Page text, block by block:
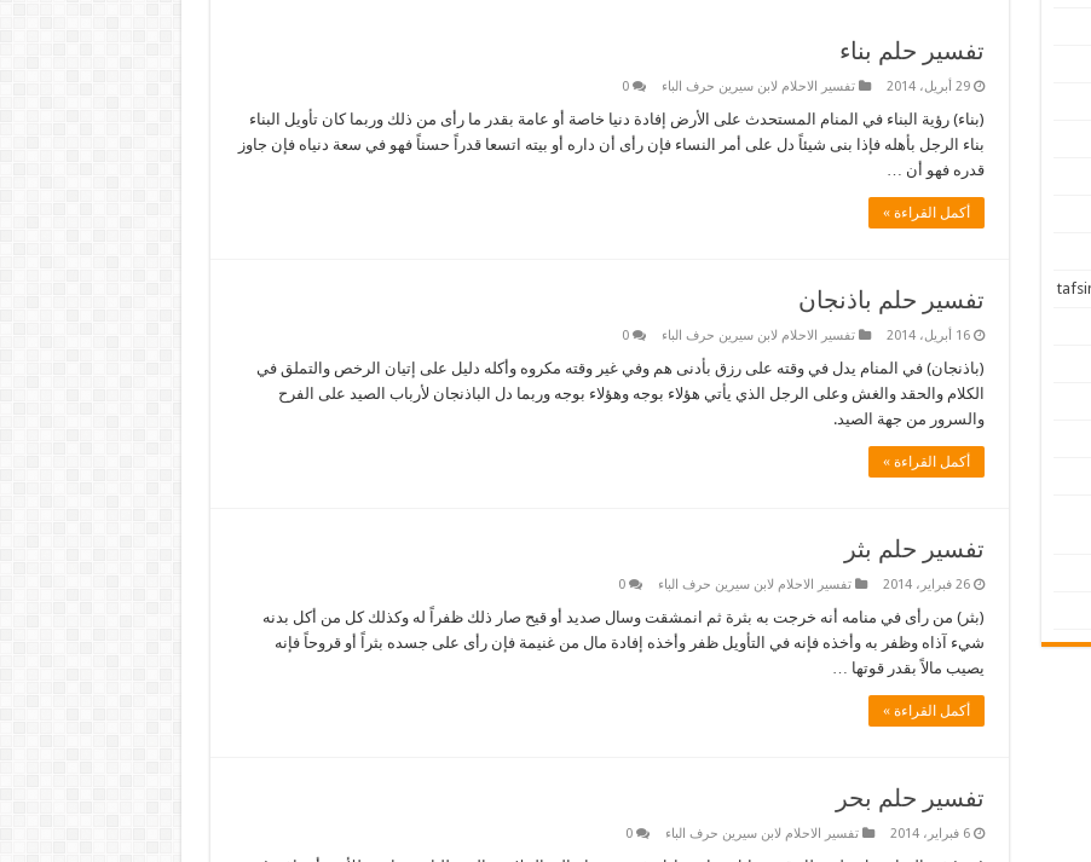
تفسير حلم بناء
29 أبريل، 2014 تفسير الاحلام لابن سيرين حرف الباء 0
(بناء) رؤية البناء في المنام المستحدث على الأرض إفادة دنيا خاصة أو عامة بقدر ما رأى من ذلك وربما كان تأويل البناء
بناء الرجل بأهله فإذا بنى شيئاً دل على أمر النساء فإن رأى أن داره أو بيته اتسعا قدراً حسناً فهو في سعة دنياه فإن جاوز
قدره فهو أن …
أكمل القراءة »
تفسير حلم باذنجان
16 أبريل، 2014 تفسير الاحلام لابن سيرين حرف الباء 0
(باذنجان) في المنام يدل في وقته على رزق بأدنى هم وفي غير وقته مكروه وأكله دليل على إتيان الرخص والتملق في
الكلام والحقد والغش وعلى الرجل الذي يأتي هؤلاء بوجه وهؤلاء بوجه وربما دل الباذنجان لأرباب الصيد على الفرح
والسرور من جهة الصيد.
أكمل القراءة »
تفسير حلم بثر
26 فبراير، 2014 تفسير الاحلام لابن سيرين حرف الباء 0
(بثر) من رأى في منامه أنه خرجت به بثرة ثم انمشقت وسال صديد أو قيح صار ذلك ظفراً له وكذلك كل من أكل بدنه
شيء آذاه وظفر به وأخذه فإنه في التأويل ظفر وأخذه إفادة مال من غنيمة فإن رأى على جسده بثراً أو قروحاً فإنه
يصيب مالاً بقدر قوتها …
أكمل القراءة »
تفسير حلم بحر
6 فبراير، 2014 تفسير الاحلام لابن سيرين حرف الباء 0